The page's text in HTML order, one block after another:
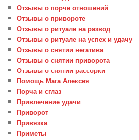
Отзывы о порче отношений
Отзывы о привороте
Отзывы о ритуале на развод
Отзывы о ритуале на успех и удачу
Отзывы о снятии негатива
Отзывы о снятии приворота
Отзывы о снятии рассорки
Помощь Мага Алексея
Порча и сглаз
Привлечение удачи
Приворот
Привязка
Приметы